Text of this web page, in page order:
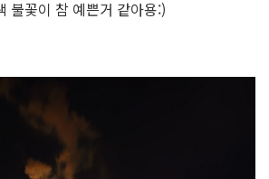
불꽃이 참 예쁜거 같아용:)